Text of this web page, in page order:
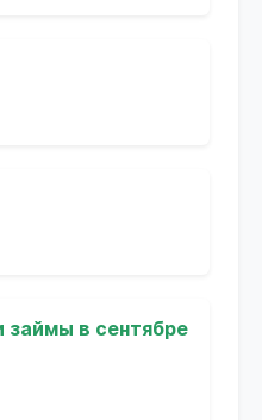
займы в сентябре